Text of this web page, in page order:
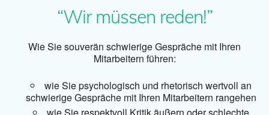
“Wir müssen reden!”
Wie Sie souverän schwierige Gespräche mit Ihren
Mitarbeitern führen:
wie Sie psychologisch und rhetorisch wertvoll an
schwierige Gespräche mit Ihren Mitarbeitern rangehen